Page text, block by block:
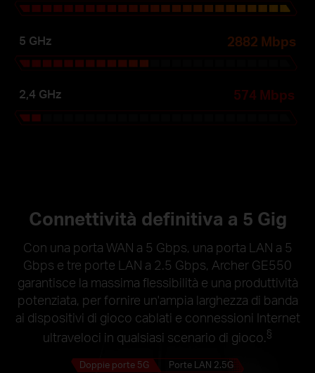
5 ​​GHz
2,4 GHz
2882 Mbps
574 Mbps
Connettività definitiva a 5 Gig
Con una porta WAN a 5 Gbps, una porta LAN a 5
Gbps e tre porte LAN a 2.5 Gbps, Archer GE550
garantisce la massima flessibilità e una produttività
potenziata, per fornire un'ampia larghezza di banda
ai dispositivi di gioco cablati e connessioni Internet
ultraveloci in qualsiasi scenario di gioco.§
Doppie porte 5G Porte LAN 2.5G